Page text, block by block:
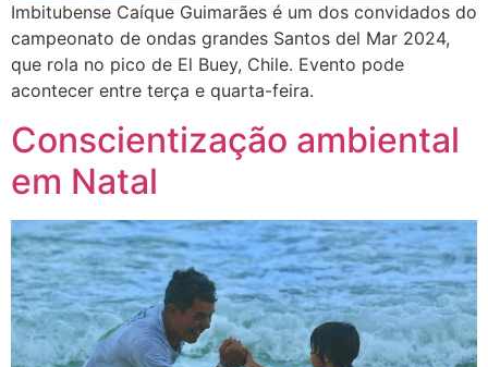
Imbitubense Caíque Guimarães é um dos convidados do
campeonato de ondas grandes Santos del Mar 2024,
que rola no pico de El Buey, Chile. Evento pode
acontecer entre terça e quarta-feira.
Conscientização ambiental
em Natal